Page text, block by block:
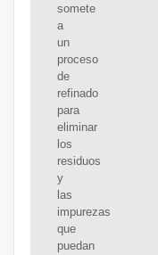
somete
a
un
proceso
de
refinado
para
eliminar
los
residuos
y
las
impurezas
que
puedan